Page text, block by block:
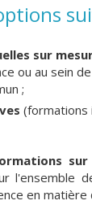
sur
ou au sein
;
(formations
sur
l'ensemble
en matière